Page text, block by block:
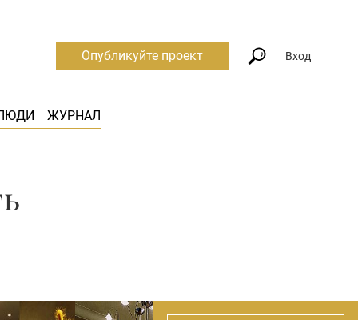
ЖУРНАЛ
Опубликуйте проект Вход